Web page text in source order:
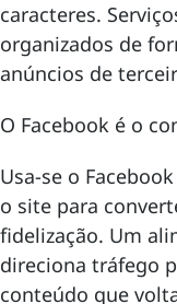
caracteres.
organizados de
anúncios de
O Facebook é o
Usa-se o
o site para
fidelização. Um
direciona tráfego
conteúdo que